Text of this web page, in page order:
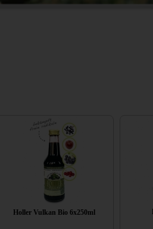
Holler Vulkan Bio 6x250ml